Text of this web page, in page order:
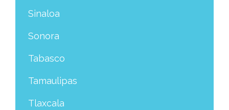
Sinaloa
Sonora
Tabasco
Tamaulipas
Tlaxcala